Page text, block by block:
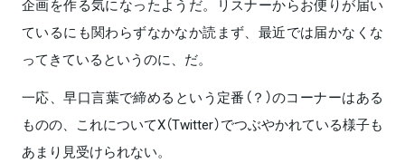
企画を作る気になったようだ。リスナーからお便りが届い
ているにも関わらずなかなか読まず、最近では届かなくな
ってきているというのに、だ。
一応、早口言葉で締めるという定番（？）のコーナーはある
ものの、これについてX（Twitter）でつぶやかれている様子も
あまり見受けられない。